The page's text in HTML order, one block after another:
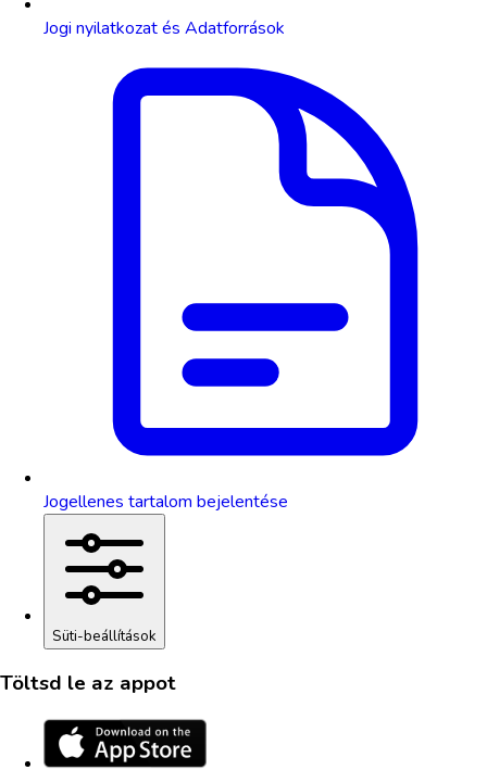
Jogi nyilatkozat és Adatforrások
Jogellenes tartalom bejelentése
Süti-beállítások
Töltsd le az appot